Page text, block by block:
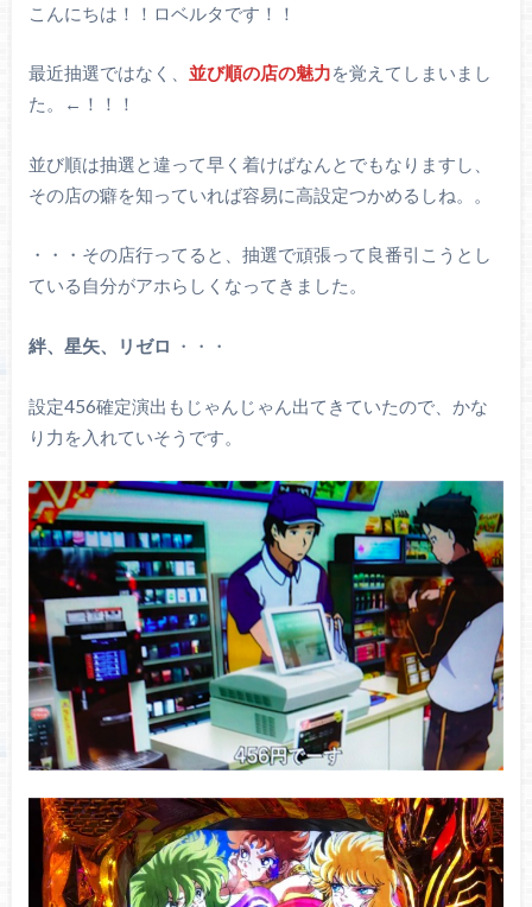
こんにちは！！ロベルタです！！
最近抽選ではなく、 並び順の店の魅力を覚えてしまいまし
た。←！！！
並び順は抽選と違って早く着けばなんとでもなりますし、
その店の癖を知っていれば容易に高設定つかめるしね。。
・・・その店行ってると、抽選で頑張って良番引こうとし
ている自分がアホらしくなってきました。
絆、星矢、リゼロ ・・・
設定456確定演出もじゃんじゃん出てきていたので、かな
り力を入れていそうです。